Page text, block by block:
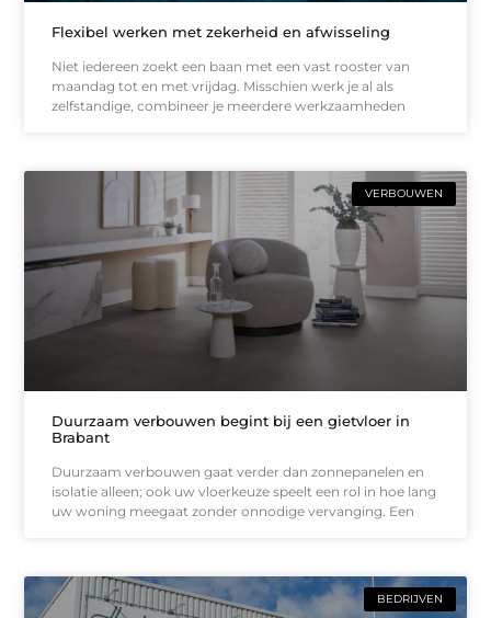
Flexibel werken met zekerheid en afwisseling
Niet iedereen zoekt een baan met een vast rooster van
maandag tot en met vrijdag. Misschien werk je al als
zelfstandige, combineer je meerdere werkzaamheden
VERBOUWEN
Duurzaam verbouwen begint bij een gietvloer in
Brabant
Duurzaam verbouwen gaat verder dan zonnepanelen en
isolatie alleen; ook uw vloerkeuze speelt een rol in hoe lang
uw woning meegaat zonder onnodige vervanging. Een
BEDRIJVEN